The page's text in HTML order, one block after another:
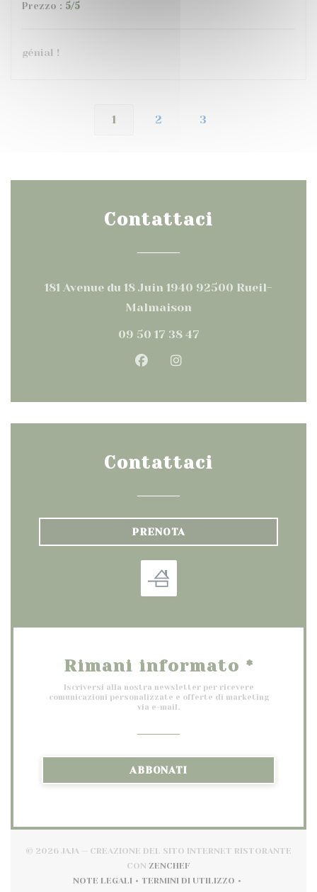
Prezzo : 5/5
génial !
1 2 3
Contattaci
181 Avenue du 18 Juin 1940 92500 Rueil-
Malmaison
09 50 17 38 47
Facebook ((apre una
Contattaci
PRENOTA
Rimani informato *
Iscriversi alla nostra newsletter per ricevere
comunicazioni personalizzate e offerte di marketing
via e-mail.
ABBONATI
© 2026 JAJA — CREAZIONE DEL SITO INTERNET RISTORANTE
CON ZENCHEF
NOTE LEGALI
TERMINI DI UTILIZZO